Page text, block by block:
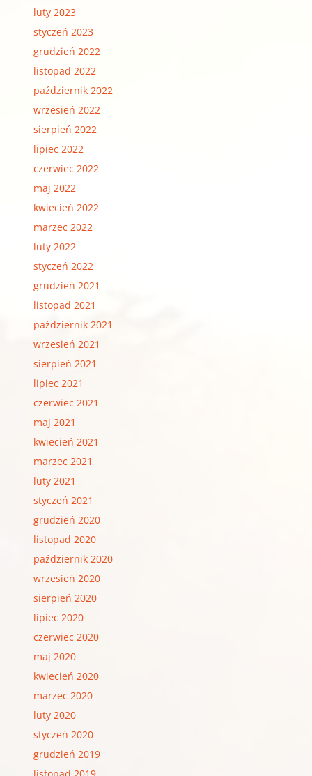
luty 2023
styczeń 2023
grudzień 2022
listopad 2022
październik 2022
wrzesień 2022
sierpień 2022
lipiec 2022
czerwiec 2022
maj 2022
kwiecień 2022
marzec 2022
luty 2022
styczeń 2022
grudzień 2021
listopad 2021
październik 2021
wrzesień 2021
sierpień 2021
lipiec 2021
czerwiec 2021
maj 2021
kwiecień 2021
marzec 2021
luty 2021
styczeń 2021
grudzień 2020
listopad 2020
październik 2020
wrzesień 2020
sierpień 2020
lipiec 2020
czerwiec 2020
maj 2020
kwiecień 2020
marzec 2020
luty 2020
styczeń 2020
grudzień 2019